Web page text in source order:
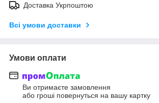
Доставка Укрпоштою
Всі умови доставки
Умови оплати
Ви отримаєте замовлення
або гроші повернуться на вашу картку